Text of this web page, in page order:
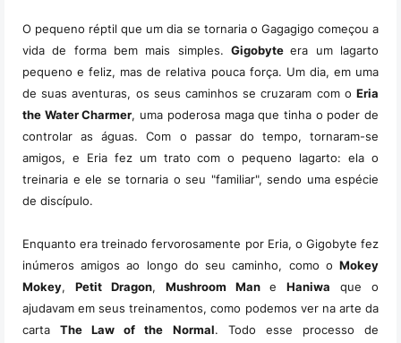
O pequeno réptil que um dia se tornaria o Gagagigo começou a
vida de forma bem mais simples. Gigobyteera um lagarto
pequeno e feliz, mas de relativa pouca força. Um dia, em uma
de suas aventuras, os seus caminhos se cruzaram com o Eria
the Water Charmer, uma poderosa maga que tinha o poder de
controlar as águas. Com o passar do tempo, tornaram-se
amigos, e Eria fez um trato com o pequeno lagarto: ela o
treinaria e ele se tornaria o seu "familiar", sendo uma espécie
de discípulo.
Enquanto era treinado fervorosamente por Eria, o Gigobyte fez
inúmeros amigos ao longo do seu caminho, como o Mokey
Mokey, Petit Dragon, Mushroom Man e Haniwa que o
ajudavam em seus treinamentos, como podemos ver na arte da
cartaThe Law of the Normal. Todo esse processo de